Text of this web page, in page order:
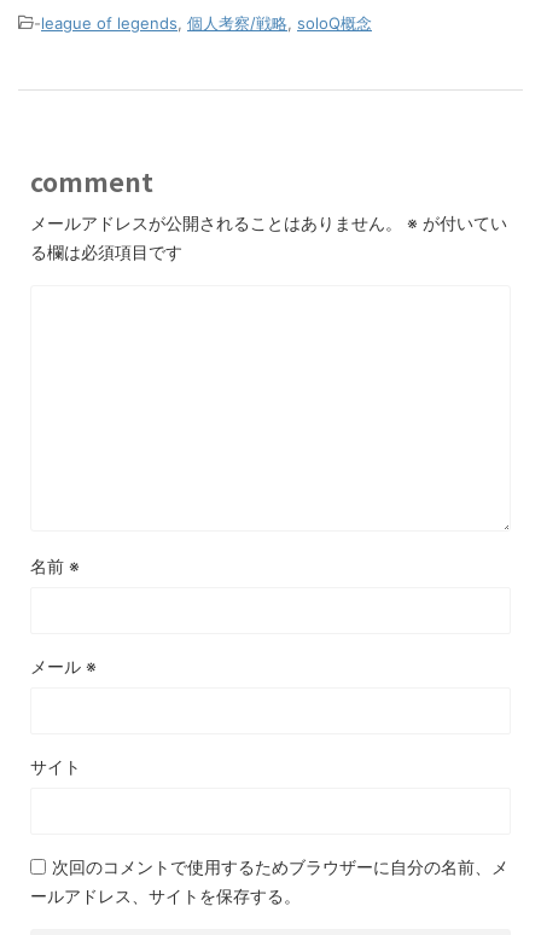
-league of legends 個人考察/戦略 soloQ概念
comment
メールアドレスが公開されることはありません。 ※ が付いてい
る欄は必須項目です
名前 ※
メール ※
サイト
次回のコメントで使用するためブラウザーに自分の名前、メ
ールアドレス、サイトを保存する。